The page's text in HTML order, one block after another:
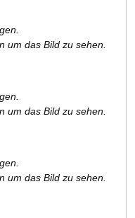
um das Bild zu sehen.
um das Bild zu sehen.
um das Bild zu sehen.